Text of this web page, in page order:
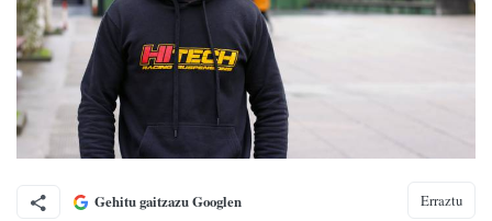
Gehitu gaitzazu Googlen Erraztu